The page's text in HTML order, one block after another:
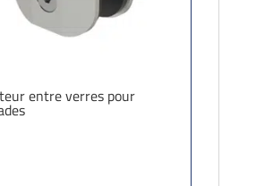
entre verres pour